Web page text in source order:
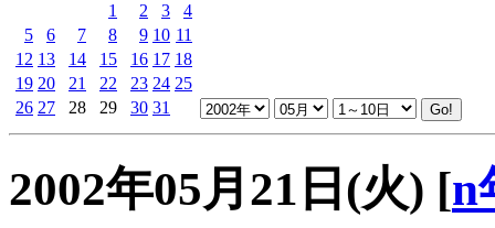
1
2 3
4
5
6 7 8 9 10 11
12 13 14 15 16 17 18
19 20 21 22 23 24 25
26 27 28 29 30 31
2002年05月21日(火) [n